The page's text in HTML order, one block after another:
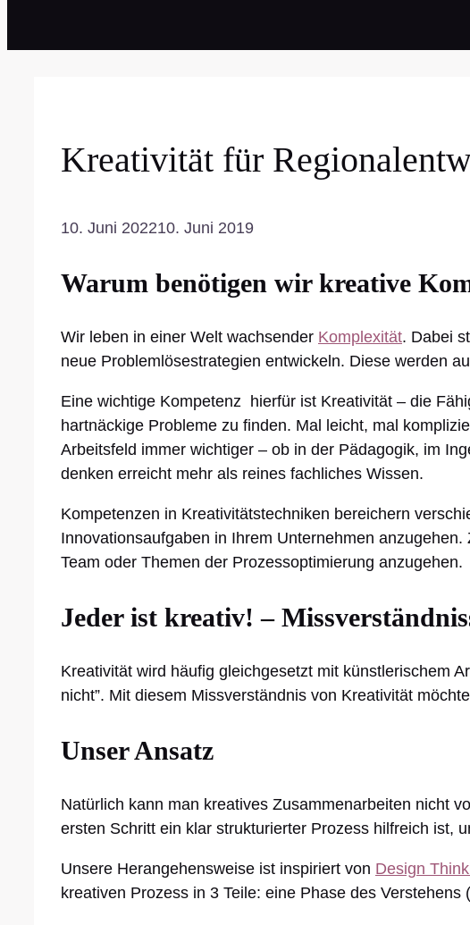
Kreativität für
10. Juni 202210. Juni 2019
Warum benötigen wir kreative
Wir leben in einer Welt wachsender Komplexität. Dabei
neue Problemlösestrategien entwickeln. Diese werden
Eine wichtige Kompetenz hierfür ist Kreativität – die
hartnäckige Probleme zu finden. Mal leicht, mal
Arbeitsfeld immer wichtiger – ob in der Pädagogik, im
denken erreicht mehr als reines fachliches Wissen.
Kompetenzen in Kreativitätstechniken bereichern
Innovationsaufgaben in Ihrem Unternehmen
Team oder Themen der Prozessoptimierung anzugehen.
Jeder ist kreativ! –
Kreativität wird häufig gleichgesetzt mit künstlerischem
nicht”. Mit diesem Missverständnis von Kreativität
Unser Ansatz
Natürlich kann man kreatives Zusammenarbeiten nicht
ersten Schritt ein klar strukturierter Prozess hilfreich ist,
Unsere Herangehensweise ist inspiriert von Design
kreativen Prozess in 3 Teile: eine Phase des